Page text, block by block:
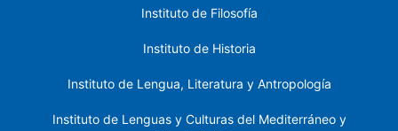
Instituto de Filosofía
Instituto de Historia
Instituto de Lengua, Literatura y Antropología
Instituto de Lenguas y Culturas del Mediterráneo y